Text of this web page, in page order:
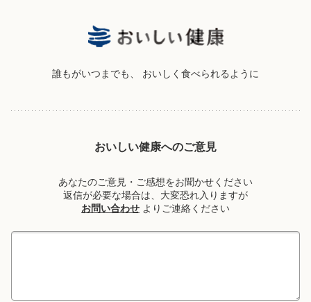
誰もがいつまでも、 おいしく食べられるように
おいしい健康へのご意見
あなたのご意見・ご感想をお聞かせください
返信が必要な場合は、大変恐れ入りますが
お問い合わせ よりご連絡ください